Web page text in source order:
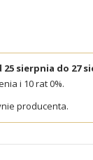
25 sierpnia do 27
i 10 rat 0%.
producenta.